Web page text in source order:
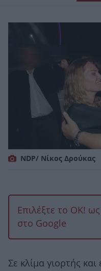
NDP/ Νίκος Δρούκας
Επιλέξτε το OK!
στο Google
Σε κλίμα γιορτής